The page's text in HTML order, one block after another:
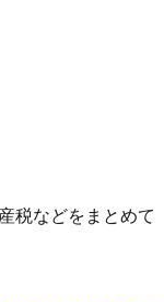
税などをまとめて